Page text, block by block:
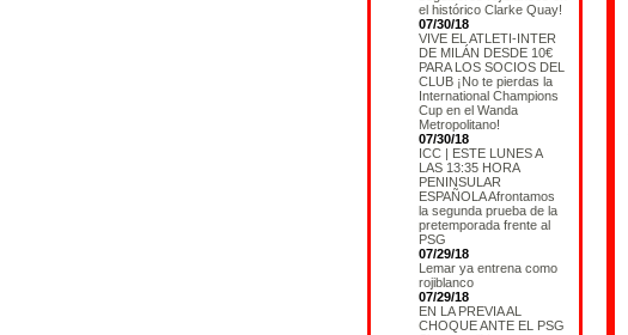
el histórico Clarke Quay!
07/30/18
VIVE EL ATLETI-INTER
DE MILÁN DESDE 10€
PARA LOS SOCIOS DEL
CLUB ¡No te pierdas la
International Champions
Cup en el Wanda
Metropolitano!
07/30/18
ICC | ESTE LUNES A
LAS 13:35 HORA
PENINSULAR
ESPAÑOLA Afrontamos
la segunda prueba de la
pretemporada frente al
PSG
07/29/18
Lemar ya entrena como
rojiblanco
07/29/18
EN LA PREVIA AL
CHOQUE ANTE EL PSG